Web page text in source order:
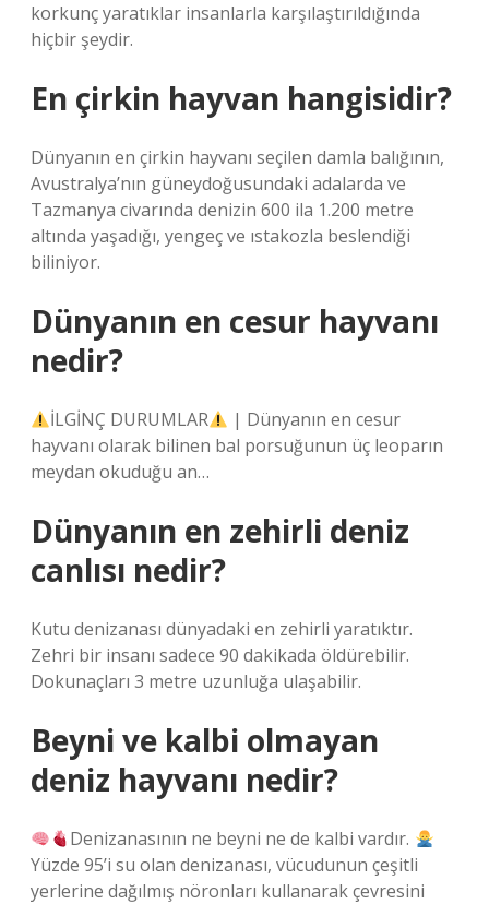
korkunç yaratıklar insanlarla karşılaştırıldığında
hiçbir şeydir.
En çirkin hayvan hangisidir?
Dünyanın en çirkin hayvanı seçilen damla balığının,
Avustralya’nın güneydoğusundaki adalarda ve
Tazmanya civarında denizin 600 ila 1.200 metre
altında yaşadığı, yengeç ve ıstakozla beslendiği
biliniyor.
Dünyanın en cesur hayvanı
nedir?
İLGİNÇ DURUMLAR
| Dünyanın en cesur
hayvanı olarak bilinen bal porsuğunun üç leoparın
meydan okuduğu an…
Dünyanın en zehirli deniz
canlısı nedir?
Kutu denizanası dünyadaki en zehirli yaratıktır.
Zehri bir insanı sadece 90 dakikada öldürebilir.
Dokunaçları 3 metre uzunluğa ulaşabilir.
Beyni ve kalbi olmayan
deniz hayvanı nedir?
Denizanasının ne beyni ne de kalbi vardır.
Yüzde 95’i su olan denizanası, vücudunun çeşitli
yerlerine dağılmış nöronları kullanarak çevresini